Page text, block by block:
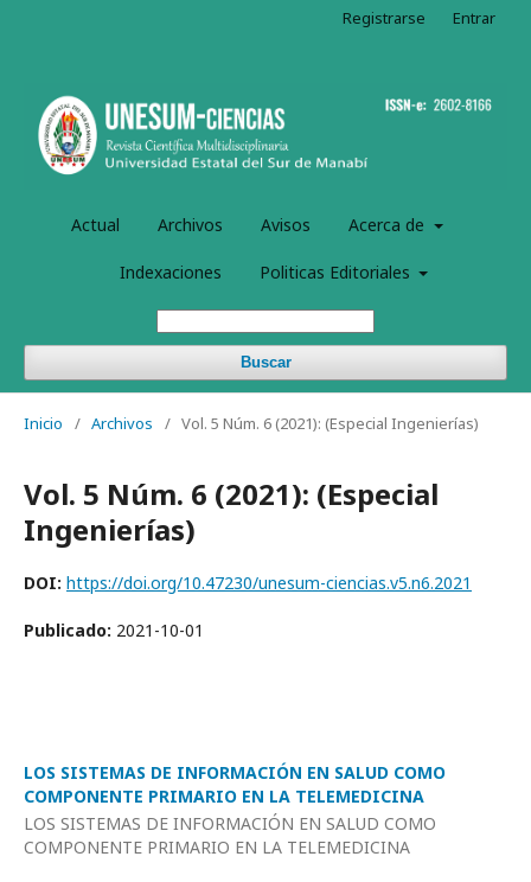
Actual Archivos Avisos Acerca de
Indexaciones Politicas Editoriales
Buscar
Registrarse Entrar
Inicio / Archivos / Vol. 5 Núm. 6 (2021): (Especial Ingenierí­as)
Vol. 5 Núm. 6 (2021): (Especial
Ingenierí­as)
DOI: https://doi.org/10.47230/unesum-ciencias.v5.n6.2021
Publicado: 2021-10-01
LOS SISTEMAS DE INFORMACIÓN EN SALUD COMO
COMPONENTE PRIMARIO EN LA TELEMEDICINA
LOS SISTEMAS DE INFORMACIÓN EN SALUD COMO
COMPONENTE PRIMARIO EN LA TELEMEDICINA